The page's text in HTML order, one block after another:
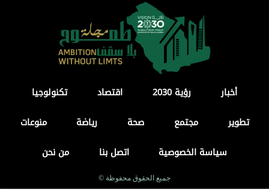
أخبار رؤية 2030 اقتصاد
تكنولوجيا
تطوير
مجتمع صحة رياضة
منوعات
سياسة الخصوصية
اتصل بنا من نحن
جميع الحقوق محفوظة ©